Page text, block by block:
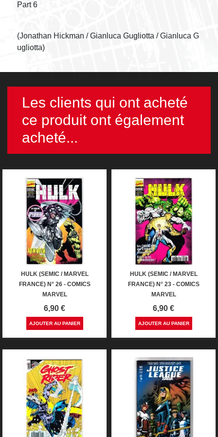
Part 6
(Jonathan Hickman / Gianluca Gugliotta / Gianluca G
ugliotta)
Les clients qui ont acheté
ce produit ont également
acheté...
HULK (SEMIC / MARVEL
FRANCE) N° 26 - COMICS
MARVEL
Prix
6,90 €
AJOUTER AU PANIER
HULK (SEMIC / MARVEL
FRANCE) N° 23 - COMICS
MARVEL
Prix
6,90 €
AJOUTER AU PANIER